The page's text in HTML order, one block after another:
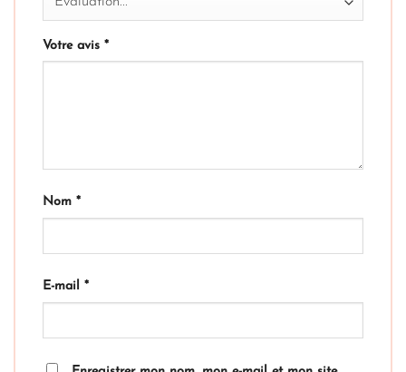
Votre avis *
Nom *
E-mail *